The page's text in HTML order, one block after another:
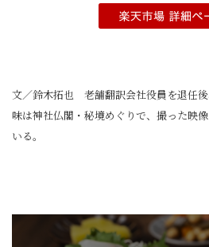
文／鈴木拓也 老舗翻訳会社役員を退任
味は神社仏閣・秘境めぐりで、撮った映
いる。